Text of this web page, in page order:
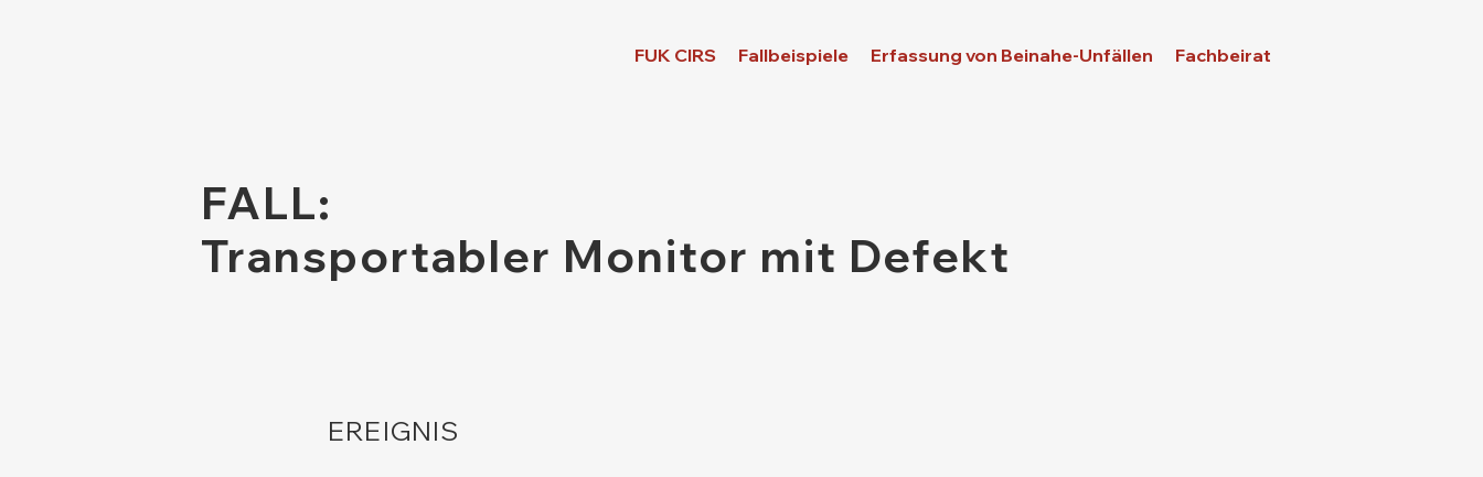
FUK CIRS Fallbeispiele Erfassung von Beinahe-Unfällen Fachbeirat
FALL:
Transportabler Monitor mit Defekt
EREIGNIS